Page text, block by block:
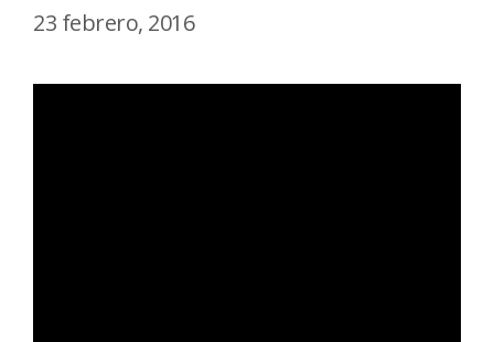
23 febrero, 2016